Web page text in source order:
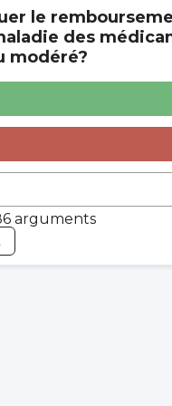
dans le piège de la
son profit. A elle ne
le
des
modéré?
arguments